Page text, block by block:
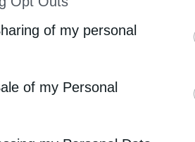
that may further
of my personal
of my Personal
ο οποίος δικαιώθηκε
στέκεται αρωγός και η
«Η πλήρης αυτή δικαίωσις